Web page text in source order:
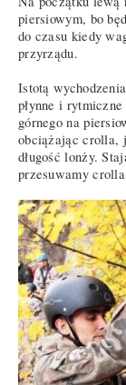
piersiowym, bo
do czasu kiedy
przyrządu.
Istotą
płynne i
górnego na
obciążając crolla,
długość lonży.
przesuwamy